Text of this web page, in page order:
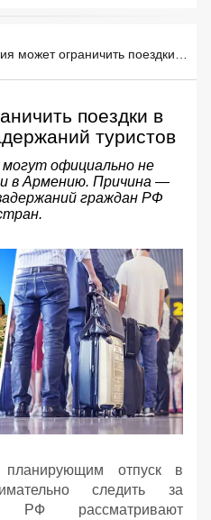
Россия может ограничить поездки в Армению из-за задержаний туристов
поездки в
туристов
официально не
в Армению. Причина —
граждан РФ
планирующим отпуск в
следить за
РФ рассматривают